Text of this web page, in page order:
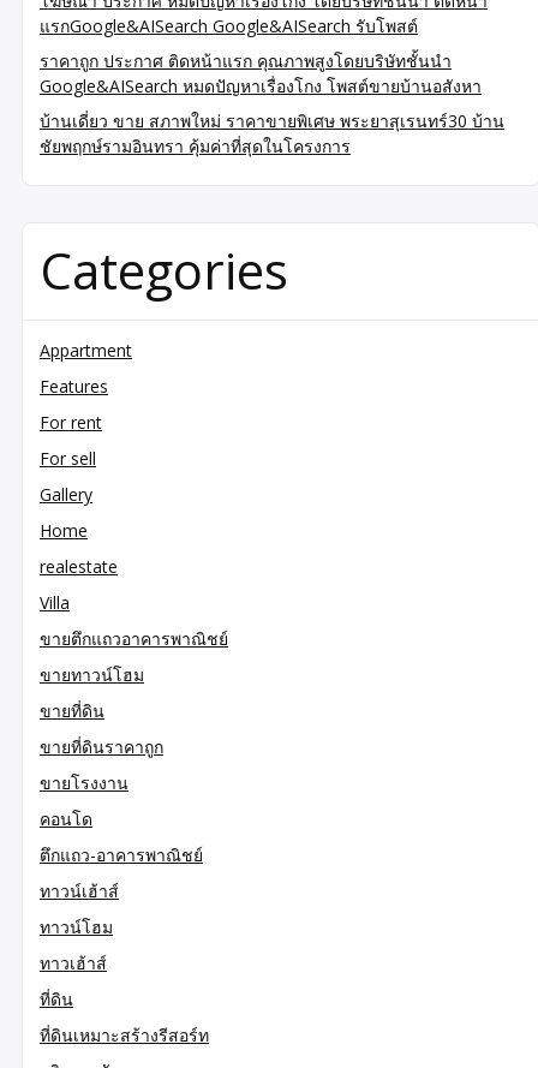
แรกGoogle&AISearch Google&AISearch รับโพสต์
ราคาถูก ประกาศ ติดหน้าแรก คุณภาพสูงโดยบริษัทชั้นนำ
Google&AISearch หมดปัญหาเรื่องโกง โพสต์ขายบ้านอสังหา
บ้านเดี่ยว ขาย สภาพใหม่ ราคาขายพิเศษ พระยาสุเรนทร์30 บ้าน
ชัยพฤกษ์รามอินทรา คุ้มค่าที่สุดในโครงการ
Categories
Appartment
Features
For rent
For sell
Gallery
Home
realestate
Villa
ขายตึกแถวอาคารพาณิชย์
ขายทาวน์โฮม
ขายที่ดิน
ขายที่ดินราคาถูก
ขายโรงงาน
คอนโด
ตึกแถว-อาคารพาณิชย์
ทาวน์เฮ้าส์
ทาวน์โฮม
ทาวเฮ้าส์
ที่ดิน
ที่ดินเหมาะสร้างรีสอร์ท